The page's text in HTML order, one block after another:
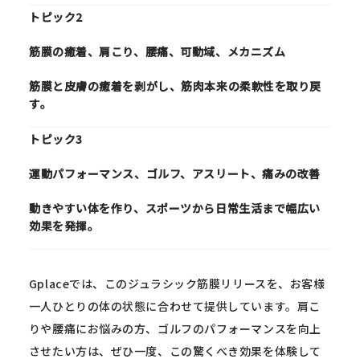
トピック2
筋膜の癒着、肩こり、腰痛、可動域、メカニズム
筋膜と皮膚の癒着を剥がし、筋肉本来の柔軟性を取り戻
す。
トピック3
運動パフォーマンス、ゴルフ、アスリート、痛みの改善
動きやすい体を作り、スポーツから日常生活まで幅広い
効果を発揮。
Gplaceでは、このジュラシック筋膜リリースを、お客様
一人ひとりの体の状態に合わせて提供しています。肩こ
りや腰痛にお悩みの方、ゴルフのパフォーマンスを向上
させたい方は、ぜひ一度、この驚くべき効果を体験して